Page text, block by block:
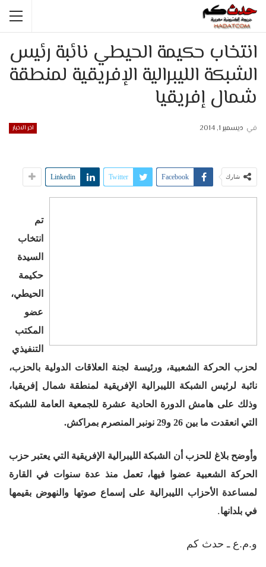
انتخاب حكيمة الحيطي نائبة رئيس
الشبكة الليبرالية الإفريقية لمنطقة
شمال إفريقيا
اخر الاخبار في ديسمبر 1, 2014
شارك Facebook
Twitter
Linkedin
تم
انتخاب
السيدة
حكيمة
الحيطي،
عضو
المكتب
التنفيذي
لحزب الحركة الشعبية، ورئيسة لجنة العلاقات الدولية بالحزب،
نائبة لرئيس الشبكة الليبرالية الإفريقية لمنطقة شمال إفريقيا،
وذلك على هامش الدورة الحادية عشرة للجمعية العامة للشبكة
التي انعقدت ما بين 26 و29 نونبر المنصرم بمراكش
.
وأوضح بلاغ للحزب أن الشبكة الليبرالية الإفريقية التي يعتبر حزب
الحركة الشعبية عضوا فيها، تعمل منذ عدة سنوات في القارة
لمساعدة الأحزاب الليبرالية على إسماع صوتها والنهوض بقيمها
في بلدانها.
و.م.ع ـ حدث كم